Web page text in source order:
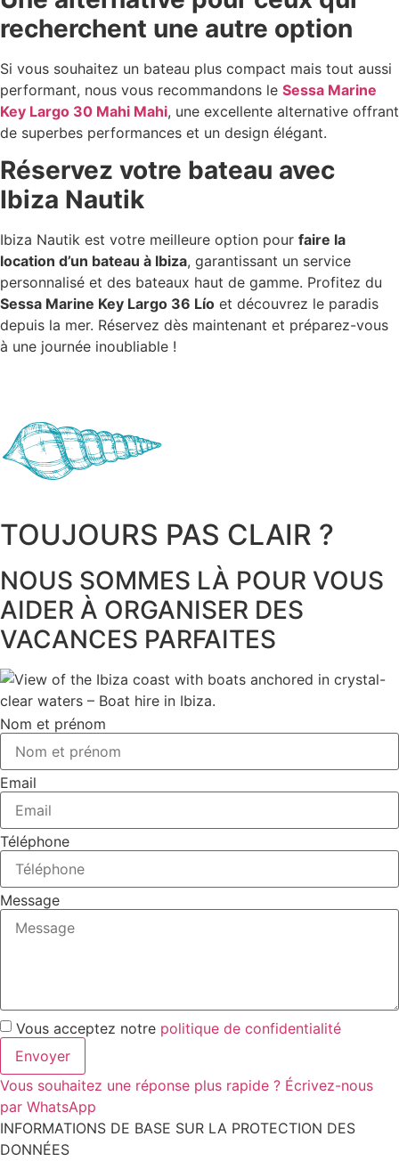
recherchent une autre option
Si vous souhaitez un bateau plus compact mais tout aussi
performant, nous vous recommandons le Sessa Marine
Key Largo 30 Mahi Mahi, une excellente alternative offrant
de superbes performances et un design élégant.
Réservez votre bateau avec
Ibiza Nautik
Ibiza Nautik est votre meilleure option pour faire la
location d’un bateau à Ibiza, garantissant un service
personnalisé et des bateaux haut de gamme. Profitez du
Sessa Marine Key Largo 36 Lío et découvrez le paradis
depuis la mer. Réservez dès maintenant et préparez-vous
à une journée inoubliable !
TOUJOURS PAS CLAIR ?
NOUS SOMMES LÀ POUR VOUS
AIDER À ORGANISER DES
VACANCES PARFAITES
Nom et prénom
Email
Téléphone
Message
Vous acceptez notre politique de confidentialité
Envoyer
Vous souhaitez une réponse plus rapide ? Écrivez-nous
par WhatsApp
INFORMATIONS DE BASE SUR LA PROTECTION DES
DONNÉES